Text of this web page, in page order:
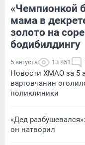
«Чемпионкой
мама в
золото на
бодибилдингу
5 августа 13 851
Новости ХМАО за 5
вартовчанин
поликлиники
«Дед
он натворил